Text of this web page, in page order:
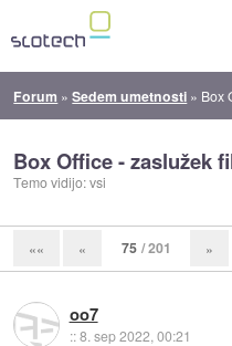
Forum »Sedem umetnosti » Box
Box Office - zaslužek
Temo vidijo: vsi
«« « 75 / 201 »
oo7
::8. sep 2022, 00:21